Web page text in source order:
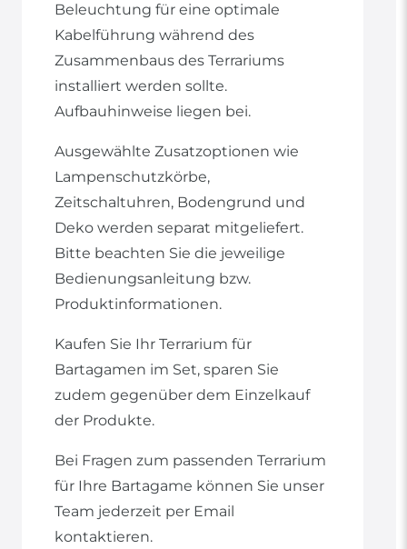
Beleuchtung für eine optimale
Kabelführung während des
Zusammenbaus des Terrariums
installiert werden sollte.
Aufbauhinweise liegen bei.
Ausgewählte Zusatzoptionen wie
Lampenschutzkörbe,
Zeitschaltuhren, Bodengrund und
Deko werden separat mitgeliefert.
Bitte beachten Sie die jeweilige
Bedienungsanleitung bzw.
Produktinformationen.
Kaufen Sie Ihr Terrarium für
Bartagamen im Set, sparen Sie
zudem gegenüber dem Einzelkauf
der Produkte.
Bei Fragen zum passenden Terrarium
für Ihre Bartagame können Sie unser
Team jederzeit per Email
kontaktieren.